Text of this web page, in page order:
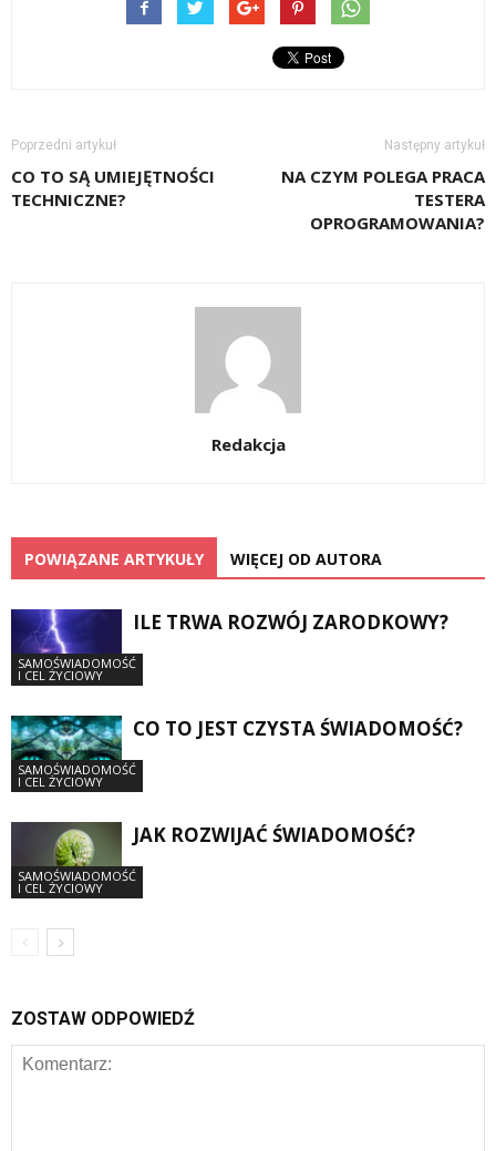
Poprzedni artykuł
CO TO SĄ UMIEJĘTNOŚCI
TECHNICZNE?
Następny artykuł
NA CZYM POLEGA PRACA
TESTERA
OPROGRAMOWANIA?
Redakcja
POWIĄZANE ARTYKUŁY WIĘCEJ OD AUTORA
SAMOŚWIADOMOŚĆ
I CEL ŻYCIOWY
ILE TRWA ROZWÓJ ZARODKOWY?
SAMOŚWIADOMOŚĆ
I CEL ŻYCIOWY
CO TO JEST CZYSTA ŚWIADOMOŚĆ?
SAMOŚWIADOMOŚĆ
I CEL ŻYCIOWY
JAK ROZWIJAĆ ŚWIADOMOŚĆ?
ZOSTAW ODPOWIEDŹ